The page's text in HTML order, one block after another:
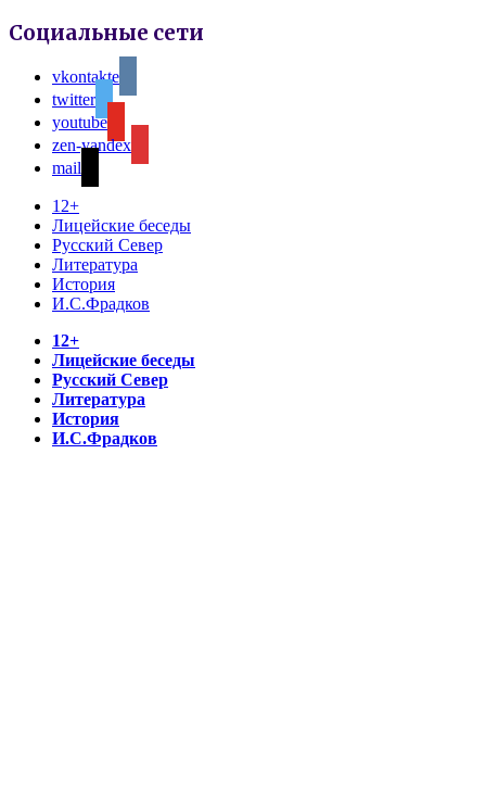
Социальные сети
vkontakte
twitter
youtube
zen-yandex
mail
12+
Лицейские беседы
Русский Север
Литература
История
И.С.Фрадков
12+
Лицейские беседы
Русский Север
Литература
История
И.С.Фрадков